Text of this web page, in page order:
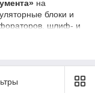
на
блоки и
шлиф- и
работе,